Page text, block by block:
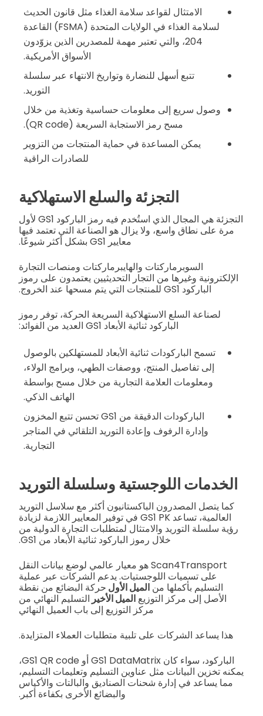
الامتثال لقواعد سلامة الغذاء مثل قانون الحديث
لسلامة الغذاء في الولايات المتحدة (FSMA) القاعدة
204، والتي تعتبر مهمة للمصدرين الذين يزوّدون
الأسواق الأمريكية.
تتبع أسهل للنضارة وتواريخ الانتهاء عبر سلسلة
التوريد.
وصول سريع إلى معلومات حساسية وتغذية من خلال
مسح رمز الاستجابة السريعة (QR code).
يمكن المساعدة في حماية المنتجات من التزوير
للصادرات الراقية
التجزئة والسلع الاستهلاكية
التجزئة هي المجال الذي استُخدم فيه رمز الباركود GS1 لأول
مرة على نطاق واسع، ولا يزال هو الصناعة التي تعتمد فيها
معايير GS1 بشكل أكثر شيوعًا.
السوبرماركتات والهايبرماركتات ومنصات التجارة
الإلكترونية وغيرها من التجار التحديثيين يعتمدون على رموز
الباركود GS1 للمنتجات التي يتم مسحها عند الخروج.
لصناعة السلع الاستهلاكية السريعة الحركة، توفر رموز
الباركود ثنائية الأبعاد GS1 العديد من الفوائد:
تسمح الباركودات ثنائية الأبعاد للمستهلكين بالوصول
إلى تفاصيل المنتج، ووصفات الطهي، وبرامج الولاء،
ومعلومات العلامة التجارية من خلال مسح بواسطة
الهاتف الذكي.
الباركودات الدقيقة من GS1 تحسن تتبع المخزون
وإدارة الرفوف وإعادة التوريد التلقائي في المتاجر
التجارية.
الخدمات اللوجستية وسلسلة التوريد
كما يتصل المصدرون الباكستانيون أكثر مع سلاسل التوريد
العالمية، تساعد GS1 PK في توفير المعايير اللازمة لزيادة
رؤية سلسلة التوريد والامتثال لمتطلبات التجارة الدولية من
خلال رموز الباركود ثنائية الأبعاد من GS1.
Scan4Transport هو معيار عالمي لوضع بيانات النقل
على تسميات اللوجستيات. يدعم الشركات عبر عملية
التسليم بأكملها من الميل الأول حركة البضائع من نقطة
الأصل إلى مركز التوزيع الميل الأخير التسليم النهائي من
مركز التوزيع إلى باب العميل النهائي
هذا يساعد الشركات على تلبية متطلبات العملاء المتزايدة.
الباركود، سواء كان GS1 DataMatrix أو GS1 QR code،
يمكنه تخزين البيانات مثل عناوين التسليم وتعليمات التسليم،
مما يساعد في إدارة شحنات الصناديق والبالتات والأكياس
والبضائع الأخرى بكفاءة أكبر.